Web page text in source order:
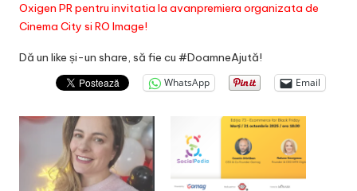
Oxigen PR pentru invitatia la avanpremiera organizata de
Cinema City si RO Image!
Dă un like și-un share, să fie cu #DoamneAjută!
WhatsApp Email